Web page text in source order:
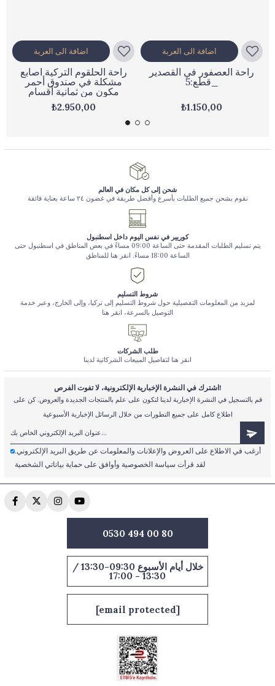
راحة الحلقوم التركية اصابع
مشكلة في صندوق أحمر
مكون من ثمانية أقسام
₺2.950,00
اضافة الى العربة
راحة العصفور في القصدير
_قطع:5
₺1.150,00
اضافة الى العربة
شحن إلى كل مكان في العالم
نقوم بشحن جميع الطلبات بأسرع وأفضل طريقة في غضون ٢٤ ساعة بعناية فائقة
كوريير في نفس اليوم داخل اسطنبول
يتم تسليم الطلبات المقدمة حتى الساعة 09:00 مساءً في بعض المناطق في اسطنبول حتى
الساعة 18:00 مساءً. انقر هنا للمناطق
شروط التسليم
لمزيد من المعلومات التفصيلية حول شروط التسليم إلى تركيا، وإلى الخارج، وعبر خدمة
التوصيل بالسرعة، انقر هنا
طلب الشركات
انقر هنا لتفاصيل المبيعات الشركاتية لدينا
اشترك في النشرة الإخبارية الإلكترونية، لا تفوت الفرص!
قم بالتسجيل في النشرة الإخبارية لدينا لتكون على علم بالمنتجات الجديدة والعروض. كن على
اطلاع كامل على جميع التطورات من خلال الرسائل الإخبارية الأسبوعية
أرغب في الاطلاع على العروض والإعلانات والمعلومات عن طريق البريد الإلكتروني.
لقد قرأت سياسة الخصوصية وأوافق على حماية بياناتي الشخصية
0530 494 00 80
خلال أيام الأسبوع 09:30-13:30 /
13:30 - 17:00
[email protected]